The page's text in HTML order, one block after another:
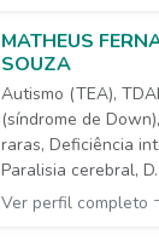
MATHEUS
SOUZA
Autismo (TEA),
(síndrome de
raras, Deficiência
Paralisia cerebral,
Ver perfil completo